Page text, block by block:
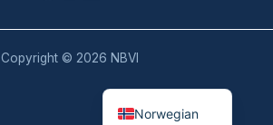
Copyright © 2026 NBVI
Norwegian